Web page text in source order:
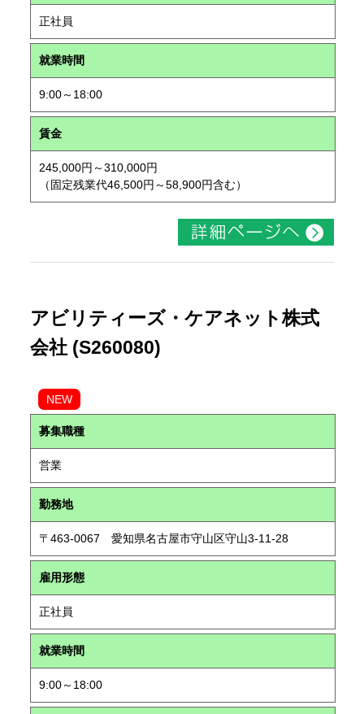
正社員
就業時間
9:00～18:00
賃金
245,000円～310,000円
（固定残業代46,500円～58,900円含む）
アビリティーズ・ケアネット株式
会社 (S260080)
NEW
募集職種
営業
勤務地
〒463-0067 愛知県名古屋市守山区守山3-11-28
雇用形態
正社員
就業時間
9:00～18:00